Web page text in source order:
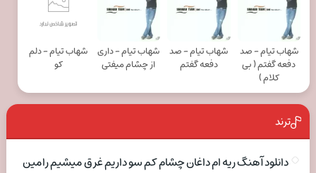
شهاب تیام - صد
دفعه گفتم ( بی
کلام )
شهاب تیام - صد
دفعه گفتم
شهاب تیام - داری
از چشام میفتی
شهاب تیام - دلم
کو
ترند
دانلود آهنگ ریه ام داغان چشام کم سو داریم غرق میشیم رامین